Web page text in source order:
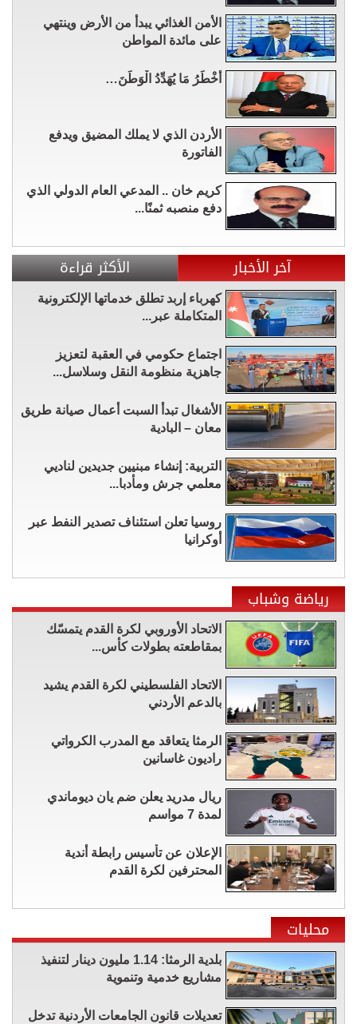
الأمن الغذائي يبدأ من الأرض وينتهي
على مائدة المواطن
أَخْطَرُ مَا يُهَدِّدُ الْوَطَنَ…
الأردن الذي لا يملك المضيق ويدفع
الفاتورة
كريم خان .. المدعي العام الدولي الذي
دفع منصبه ثمنًا...
آخر الأخبار الأكثر قراءة
كهرباء إربد تطلق خدماتها الإلكترونية
المتكاملة عبر...
اجتماع حكومي في العقبة لتعزيز
جاهزية منظومة النقل وسلاسل...
الأشغال تبدأ السبت أعمال صيانة طريق
معان – البادية
التربية: إنشاء مبنيين جديدين لناديي
معلمي جرش ومأدبا...
روسيا تعلن استئناف تصدير النفط عبر
أوكرانيا
رياضة وشباب
الاتحاد الأوروبي لكرة القدم يتمسّك
بمقاطعته بطولات كأس...
الاتحاد الفلسطيني لكرة القدم يشيد
بالدعم الأردني
الرمثا يتعاقد مع المدرب الكرواتي
راديون غاسانين
ريال مدريد يعلن ضم يان ديوماندي
لمدة 7 مواسم
الإعلان عن تأسيس رابطة أندية
المحترفين لكرة القدم
محليات
بلدية الرمثا: 1.14 مليون دينار لتنفيذ
مشاريع خدمية وتنموية
تعديلات قانون الجامعات الأردنية تدخل